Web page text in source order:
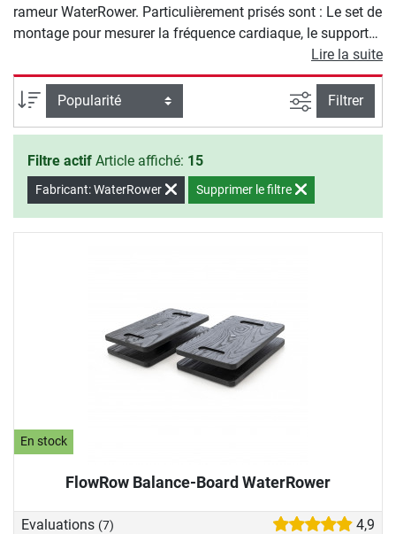
rameur WaterRower. Particulièrement prisés sont : Le set de
montage pour mesurer la fréquence cardiaque, le support
d’ordinateur portable avec le câble de raccordement pour
ordinateur ou ordinateur portable et le tapis de sol qui
protège le sol des marques de pression, des rayures et de la
sueur.
Lire la suite
Trier par Filtrer la
Filtrer
Filtre actif Article affiché: 15
Fabricant: WaterRower Supprimer le filtre
En stock
FlowRow Balance-Board WaterRower
Evaluations (7) 4,9